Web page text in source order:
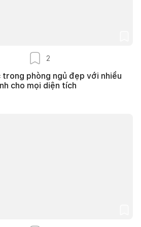
2
trong phòng ngủ đẹp với nhiều
cho mọi diện tích